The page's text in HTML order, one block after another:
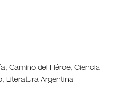
Camino del Héroe, Ciencia
Literatura Argentina